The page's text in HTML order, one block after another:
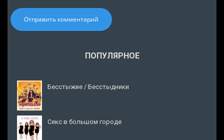
Отправить комментарий
ПОПУЛЯРНОЕ
Бесстыжие / Бесстыдники
Секс в большом городе